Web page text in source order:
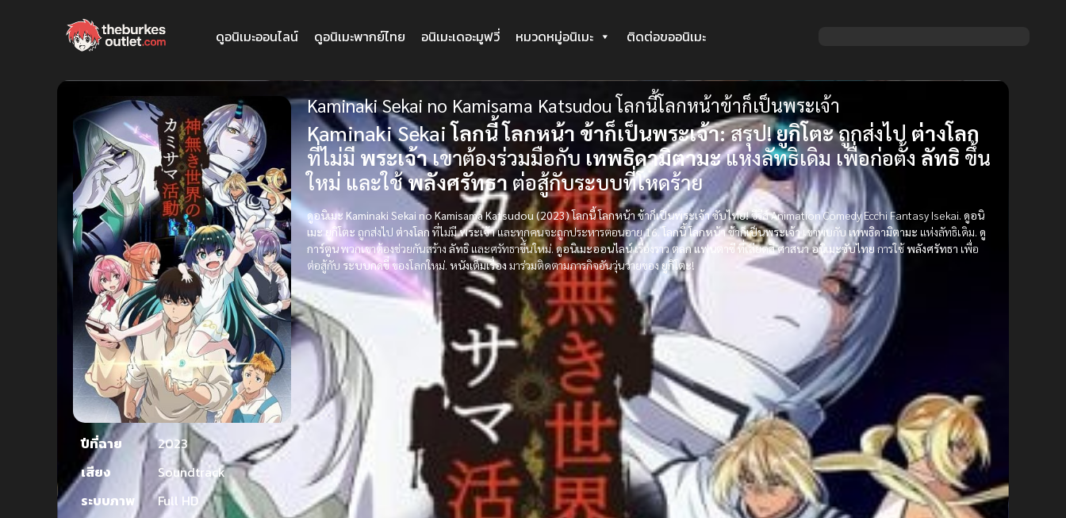
ดูอนิเมะออนไลน์ ดูอนิเมะพากย์ไทย อนิเมะเดอะมูฟวี่ หมวดหมู่อนิเมะ ติดต่อขออนิเมะ
ปีที่ฉาย
2023
เสียง
Soundtrack
ระบบภาพ
Full HD
Kaminaki Sekai no Kamisama Katsudou โลกนี้โลกหน้าข้าก็เป็นพระเจ้า
Kaminaki Sekaiโลกนี้ โลกหน้า ข้าก็เป็นพระเจ้า:สรุป!ยูกิโตะถูกส่งไป ต่างโลก
ที่ไม่มี พระเจ้าเขาต้องร่วมมือกับ เทพธิดามิตามะแห่งลัทธิเดิม เพื่อก่อตั้ง ลัทธิ ขึ้น
ใหม่ และใช้พลังศรัทธา ต่อสู้กับระบบที่โหดร้าย
ดูอนิเมะ Kaminaki Sekai no Kamisama Katsudou (2023) โลกนี้ โลกหน้า ข้าก็เป็นพระเจ้า ซับไทย!ซีรีส์ Animation Comedy Ecchi Fantasy Isekai. ดูอนิ
เมะ ยูกิโตะ ถูกส่งไป ต่างโลก ที่ไม่มีพระเจ้าและทุกคนจะถูกประหารตอนอายุ 16.โลกนี้ โลกหน้า ข้าก็เป็นพระเจ้า เขาพบกับเทพธิดามิตามะ แห่งลัทธิเดิม. ดู
การ์ตูนพวกเขาต้องช่วยกันสร้าง ลัทธิและศรัทธาขึ้นใหม่.ดูอนิเมะออนไลน์เรื่องราวตลกแฟนตาซีที่เสียดสีศาสนาอนิเมะซับไทย การใช้พลังศรัทธา เพื่อ
ต่อสู้กับ ระบบกดขี่ ของโลกใหม่. หนังเต็มเรื่อง มาร่วมติดตามภารกิจอันวุ่นวายของยูกิโตะ!